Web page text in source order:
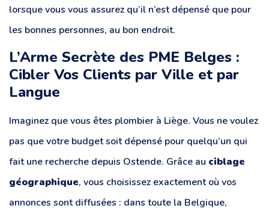
lorsque vous vous assurez qu’il n’est dépensé que pour
les bonnes personnes, au bon endroit.
L’Arme Secrète des PME Belges :
Cibler Vos Clients par Ville et par
Langue
Imaginez que vous êtes plombier à Liège. Vous ne voulez
pas que votre budget soit dépensé pour quelqu’un qui
fait une recherche depuis Ostende. Grâce au ciblage
géographique, vous choisissez exactement où vos
annonces sont diffusées : dans toute la Belgique,